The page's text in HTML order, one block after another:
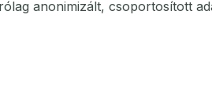
anonimizált, csoportosított